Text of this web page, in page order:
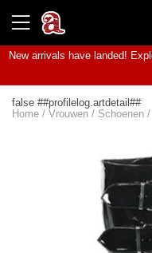
New arrivals have landed!
false ##profilelog.artdetail##
Home / Vrouwen / Schoenen /